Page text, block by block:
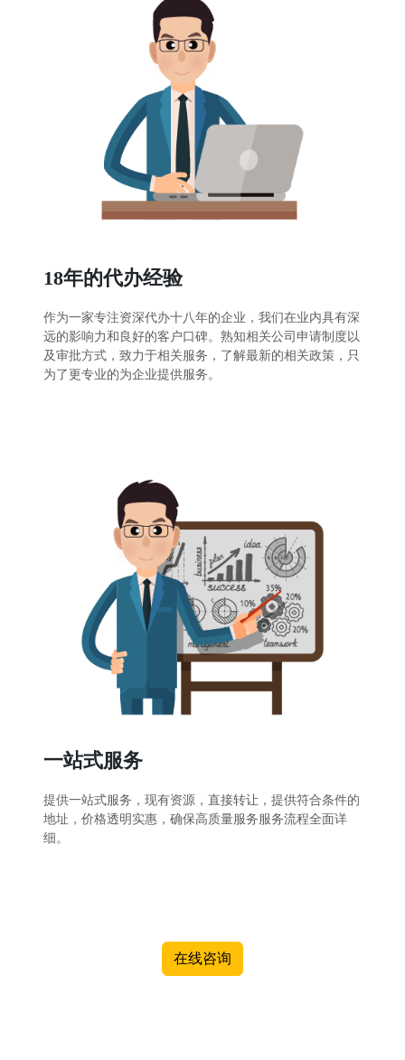
18年的代办经验
作为一家专注资深代办十八年的企业，我们在业内具有深
远的影响力和良好的客户口碑。熟知相关公司申请制度以
及审批方式，致力于相关服务，了解最新的相关政策，只
为了更专业的为企业提供服务。
一站式服务
提供一站式服务，现有资源，直接转让，提供符合条件的
地址，价格透明实惠，确保高质量服务服务流程全面详
细。
在线咨询